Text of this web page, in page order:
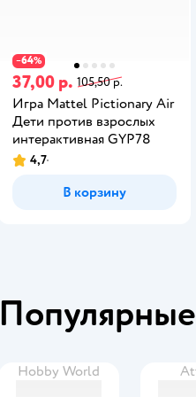
−64%
37,00 р. 105,50 р.
Игра Mattel Pictionary Air
Дети против взрослых
интерактивная GYP78
4,7
В корзину
Hobby World